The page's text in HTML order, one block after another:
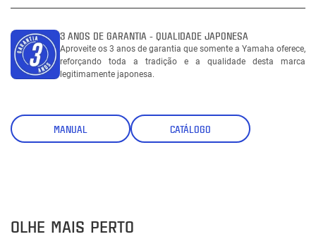
3 ANOS DE GARANTIA - QUALIDADE JAPONESA
Aproveite os 3 anos de garantia que somente a Yamaha oferece,
reforçando toda a tradição e a qualidade desta marca
legitimamente japonesa.
MANUAL CATÁLOGO
OLHE MAIS PERTO